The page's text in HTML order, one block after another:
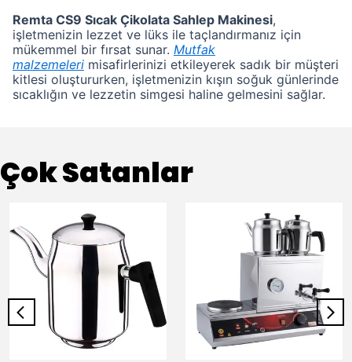
Remta CS9 Sıcak Çikolata Sahlep Makinesi,
işletmenizin lezzet ve lüks ile taçlandırmanız için
mükemmel bir fırsat sunar. Mutfak
malzemeleri misafirlerinizi etkileyerek sadık bir müşteri
kitlesi oluştururken, işletmenizin kışın soğuk günlerinde
sıcaklığın ve lezzetin simgesi haline gelmesini sağlar.
Çok Satanlar